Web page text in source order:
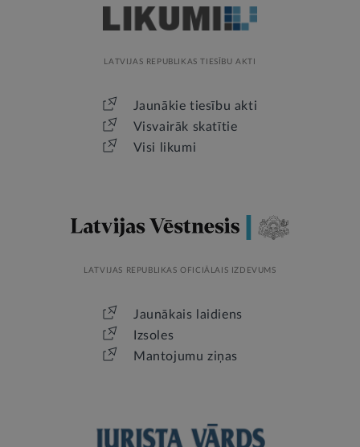
LATVIJAS REPUBLIKAS TIESĪBU AKTI
Jaunākie tiesību akti
Visvairāk skatītie
Visi likumi
LATVIJAS REPUBLIKAS OFICIĀLAIS IZDEVUMS
Jaunākais laidiens
Izsoles
Mantojumu ziņas